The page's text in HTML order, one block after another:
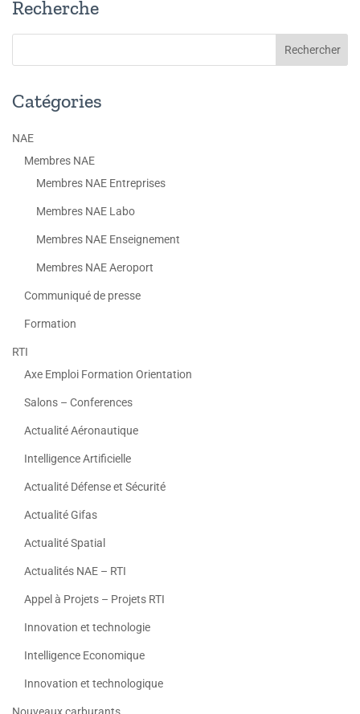
Recherche
Catégories
NAE
Membres NAE
Membres NAE Entreprises
Membres NAE Labo
Membres NAE Enseignement
Membres NAE Aeroport
Communiqué de presse
Formation
RTI
Axe Emploi Formation Orientation
Salons – Conferences
Actualité Aéronautique
Intelligence Artificielle
Actualité Défense et Sécurité
Actualité Gifas
Actualité Spatial
Actualités NAE – RTI
Appel à Projets – Projets RTI
Innovation et technologie
Intelligence Economique
Innovation et technologique
Nouveaux carburants